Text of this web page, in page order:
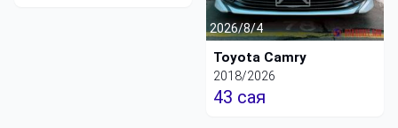
2026/8/4
Toyota Camry
2018/2026
43 сая